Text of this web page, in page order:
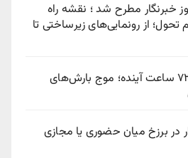
خبرنگار مطرح شد ؛ نقشه راه
از رونمایی‌های زیرساختی تا
وضعیت جوی کشور در ۷۲ ساعت آینده؛ موج بارش‌های
در برزخ میان حضوری یا مجازی